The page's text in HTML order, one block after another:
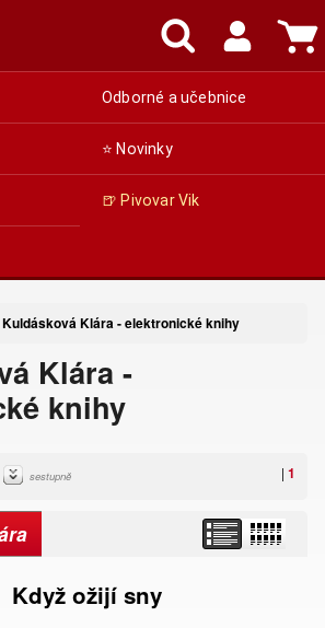
Odborné a učebnice
⭐ Novinky
🍺 Pivovar Vik
Kuldásková Klára - elektronické knihy
Klára -
knihy
| 1
sestupně
Když ožijí sny